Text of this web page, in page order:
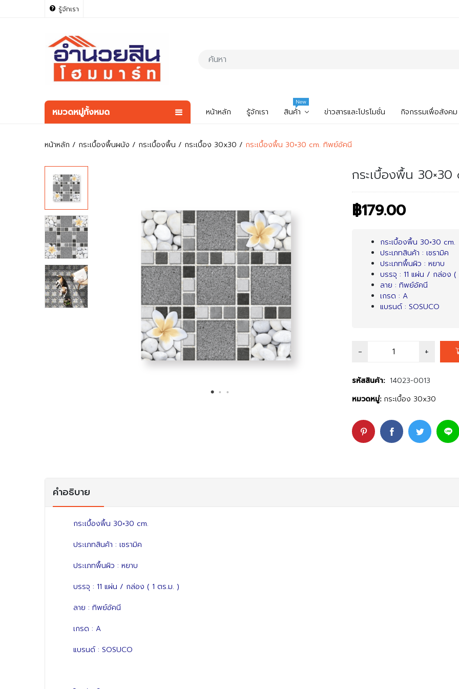
รู้จักเรา
หมวดหมู่ทั้งหมด หน้าหลัก รู้จักเรา สินค้า
New
ข่าวสารและโปรโมชั่น กิจกรรมเพื่อสังคม
หน้าหลัก กระเบื้องพื้นผนัง กระเบื้องพื้น กระเบื้อง 30x30 กระเบื้องพื้น 30×30 cm. ทิพย์อัคนี
กระเบื้องพื้น
฿179.00
กระเบื้องพื้น 30×30 cm.
ประเภทสินค้า : เซรามิค
ประเภทพื้นผิว : หยาบ
บรรจุ : 11 แผ่น / กล่อง (
ลาย : ทิพย์อัคนี
เกรด : A
แบรนด์ : SOSUCO
รหัสสินค้า: 14023-0013
หมวดหมู่: กระเบื้อง 30x30
คำอธิบาย
กระเบื้องพื้น 30×30 cm.
ประเภทสินค้า : เซรามิค
ประเภทพื้นผิว : หยาบ
บรรจุ : 11 แผ่น / กล่อง ( 1 ตร.ม. )
ลาย : ทิพย์อัคนี
เกรด : A
แบรนด์ : SOSUCO